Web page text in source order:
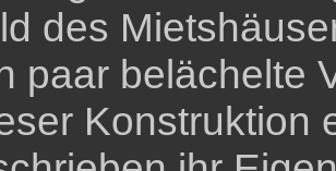
des
paar belächelte
Konstruktion